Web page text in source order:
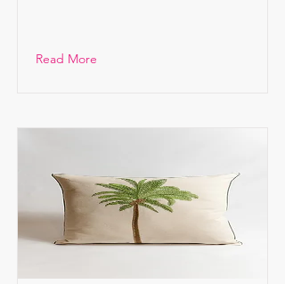
Read More